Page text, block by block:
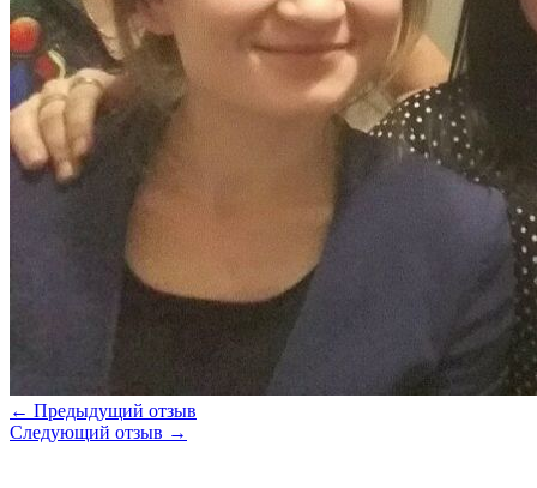
← Предыдущий отзыв
Следующий отзыв →